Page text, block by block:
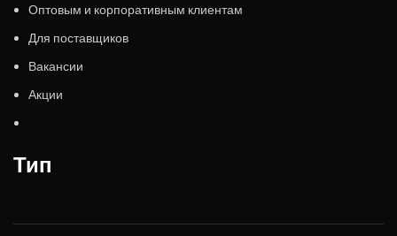
Оптовым и корпоративным клиентам
Для поставщиков
Вакансии
Акции
Тип